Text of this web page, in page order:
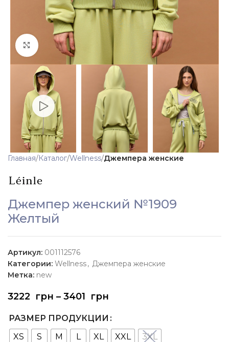
Click to enlarge
Главная Каталог Wellness Джемпера женские
Джемпер женский №1909
Желтый
Артикул: 001112576
Категории: Wellness, Джемпера женские
Метка: new
3222 грн – 3401 грн
РАЗМЕР ПРОДУКЦИИ
XS
S M L XL XXL 3XL